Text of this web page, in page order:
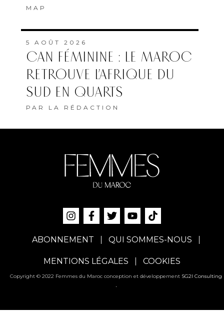
MAP
5 AOÛT 2026
CAN FÉMININE : LE MAROC
RETROUVE L’AFRIQUE DU
SUD EN QUARTS
PAR LA RÉDACTION
ABONNEMENT QUI SOMMES-NOUS
MENTIONS LÉGALES COOKIES
Copyright © 2022 Femmes du Maroc conception et développement SG2I Consulting